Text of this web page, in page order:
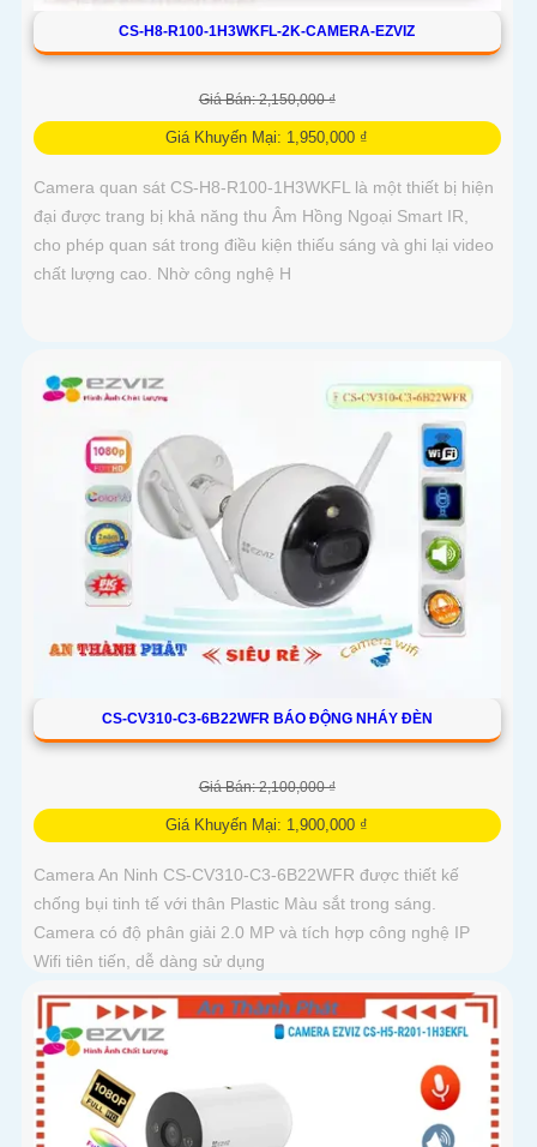
CS-H8-R100-1H3WKFL-2K-CAMERA-EZVIZ
Giá Bán: 2,150,000 ₫
Giá Khuyến Mại: 1,950,000 ₫
Camera quan sát CS-H8-R100-1H3WKFL là một thiết bị hiện
đại được trang bị khả năng thu Âm Hồng Ngoại Smart IR,
cho phép quan sát trong điều kiện thiếu sáng và ghi lại video
chất lượng cao. Nhờ công nghệ H
CS-CV310-C3-6B22WFR BÁO ĐỘNG NHÁY ĐÈN
Giá Bán: 2,100,000 ₫
Giá Khuyến Mại: 1,900,000 ₫
Camera An Ninh CS-CV310-C3-6B22WFR được thiết kế
chống bụi tinh tế với thân Plastic Màu sắt trong sáng.
Camera có độ phân giải 2.0 MP và tích hợp công nghệ IP
Wifi tiên tiến, dễ dàng sử dụng